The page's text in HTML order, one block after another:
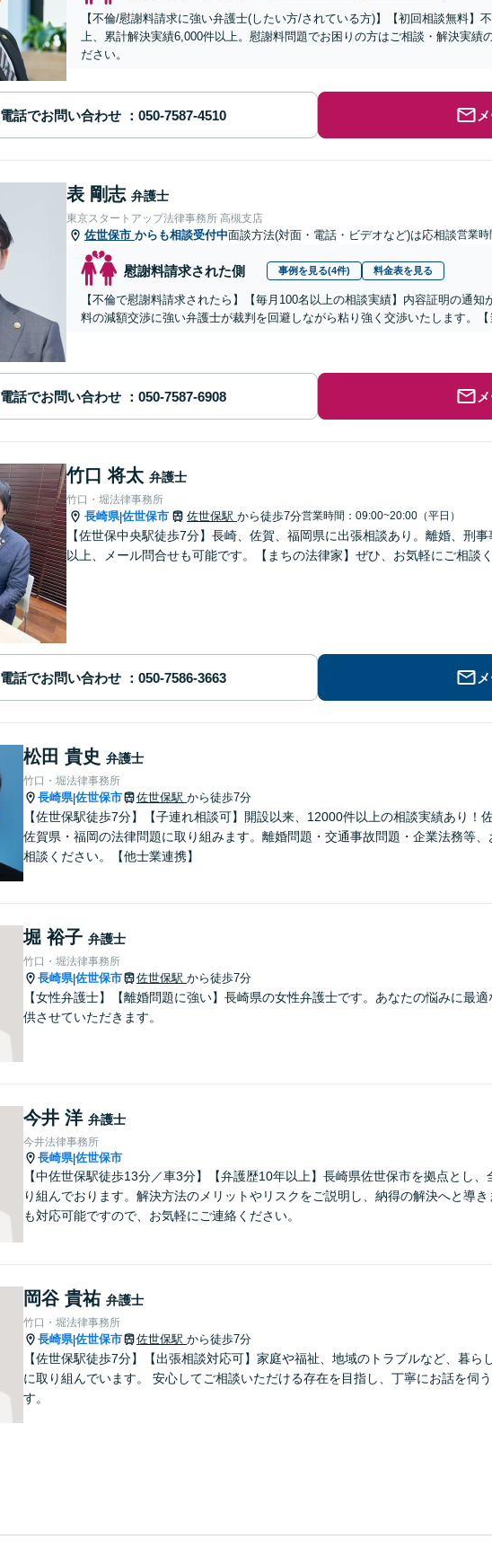
【不倫/慰謝料請求に強い弁護士(したい方/されている方)】【初回相談無料】
上、累計解決実績6,000件以上。慰謝料問題でお困りの方はご相談・解決実績
ださい。
電話でお問い合わせ
表 剛志 弁護士
東京スタートアップ法律事務所 高槻支店
佐世保市 からも相談受付中面談方法(対面・電話・ビデオなど)は応相談営業時
慰謝料請求された側 事例を見る(4件) 料金表を見る
【不倫で慰謝料請求されたら】【毎月100名以上の相談実績】内容証明の通
料の減額交渉に強い弁護士が裁判を回避しながら粘り強く交渉いたします。【
電話でお問い合わせ
竹口 将太 弁護士
竹口・堀法律事務所
長崎県|佐世保市 佐世保駅 から徒歩7分営業時間：09:00~20:00（平日）
【佐世保中央駅徒歩7分】長崎、佐賀、福岡県に出張相談あり。離婚、刑
以上、メール問合せも可能です。【まちの法律家】ぜひ、お気軽にご相談く
電話でお問い合わせ
松田 貴史 弁護士
竹口・堀法律事務所
長崎県|佐世保市 佐世保駅 から徒歩7分
【佐世保駅徒歩7分】【子連れ相談可】開設以来、12000件以上の相談実績あり！
佐賀県・福岡の法律問題に取り組みます。離婚問題・交通事故問題・企業法務等
相談ください。【他士業連携】
堀 裕子 弁護士
竹口・堀法律事務所
長崎県|佐世保市 佐世保駅 から徒歩7分
【女性弁護士】【離婚問題に強い】長崎県の女性弁護士です。あなたの悩みに最
供させていただきます。
今井 洋 弁護士
今井法律事務所
長崎県|佐世保市
【中佐世保駅徒歩13分／車3分】【弁護歴10年以上】長崎県佐世保市を拠点とし
り組んでおります。解決方法のメリットやリスクをご説明し、納得の解決へと導
も対応可能ですので、お気軽にご連絡ください。
岡谷 貴祐 弁護士
竹口・堀法律事務所
長崎県|佐世保市 佐世保駅 から徒歩7分
【佐世保駅徒歩7分】【出張相談対応可】家庭や福祉、地域のトラブルなど、暮ら
に取り組んでいます。 安心してご相談いただける存在を目指し、丁寧にお話を伺
す。